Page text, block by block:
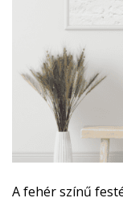
A fehér színű